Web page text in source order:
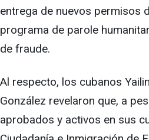
entrega de nuevos permisos
programa de parole
de fraude.
Al respecto, los cubanos
González revelaron que, a
aprobados y activos en sus